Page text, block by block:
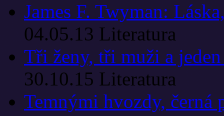
James F. Twyman:
04.05.13 Literatura
Tři ženy, tři muži a
30.10.15 Literatura
Temnými hvozdy, černá